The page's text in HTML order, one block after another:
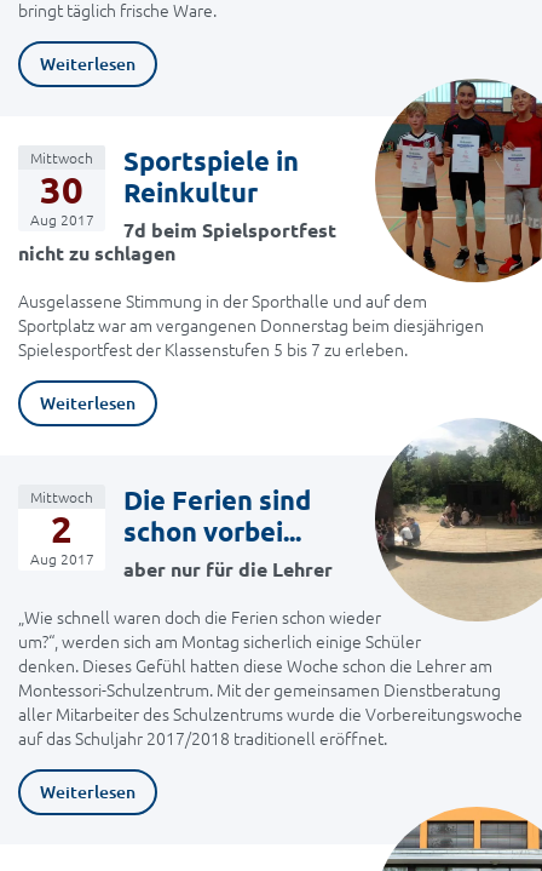
bringt täglich frische Ware.
Weiterlesen
Mittwoch
30
Aug 2017
Sportspiele in
Reinkultur
7d beim Spielsportfest
nicht zu schlagen
Ausgelassene Stimmung in der Sporthalle und auf dem
Sportplatz war am vergangenen Donnerstag beim diesjährigen
Spielesportfest der Klassenstufen 5 bis 7 zu erleben.
Weiterlesen
Mittwoch
2
Aug 2017
Die Ferien sind
schon vorbei...
aber nur für die Lehrer
„Wie schnell waren doch die Ferien schon wieder
um?“, werden sich am Montag sicherlich einige Schüler
denken. Dieses Gefühl hatten diese Woche schon die Lehrer am
Montessori-Schulzentrum. Mit der gemeinsamen Dienstberatung
aller Mitarbeiter des Schulzentrums wurde die Vorbereitungswoche
auf das Schuljahr 2017/2018 traditionell eröffnet.
Weiterlesen